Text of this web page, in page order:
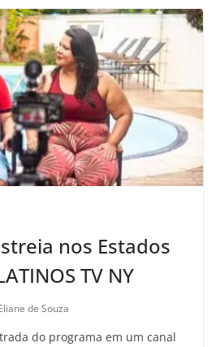
nos Estados
TV NY
de Souza
do programa em um canal